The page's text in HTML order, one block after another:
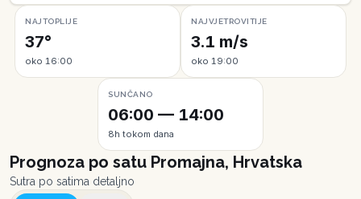
NAJTOPLIJE
37°
oko 16:00
NAJVJETROVITIJE
3.1 m/s
oko 19:00
SUNČANO
06:00 — 14:00
8h tokom dana
Prognoza po satu Promajna, Hrvatska
Sutra po satima detaljno